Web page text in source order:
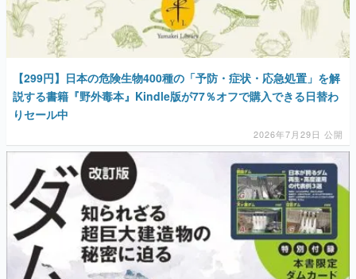
【299円】日本の危険生物400種の「予防・症状・応急処置」を解
説する書籍『野外毒本』Kindle版が77％オフで購入できる日替わ
りセール中
2026年7月29日 公開